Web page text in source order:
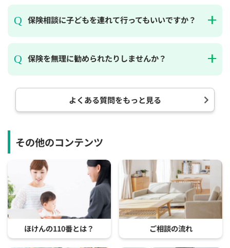
保険相談に子どもを連れて行ってもいいですか？
保険を無理に勧められたりしませんか？
よくある質問をもっと見る
その他のコンテンツ
ほけんの110番とは？ ご相談の流れ